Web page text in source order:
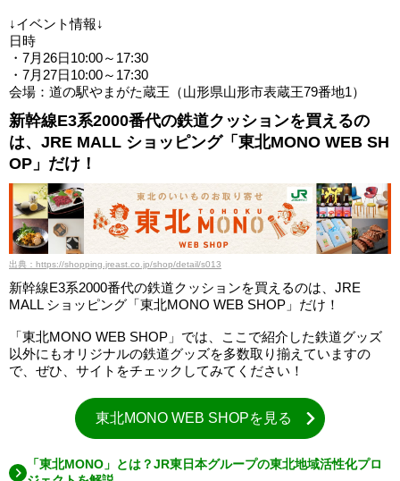
↓イベント情報↓
日時
・7月26日10:00～17:30
・7月27日10:00～17:30
会場：道の駅やまがた蔵王（山形県山形市表蔵王79番地1）
新幹線E3系2000番代の鉄道クッションを買えるの
は、JRE MALL ショッピング「東北MONO WEB SH
OP」だけ！
出典：https://shopping.jreast.co.jp/shop/detail/s013
新幹線E3系2000番代の鉄道クッションを買えるのは、JRE
MALL ショッピング「東北MONO WEB SHOP」だけ！
「東北MONO WEB SHOP」では、ここで紹介した鉄道グッズ
以外にもオリジナルの鉄道グッズを多数取り揃えていますの
で、ぜひ、サイトをチェックしてみてください！
東北MONO WEB SHOPを見る
「東北MONO」とは？JR東日本グループの東北地域活性化プロ